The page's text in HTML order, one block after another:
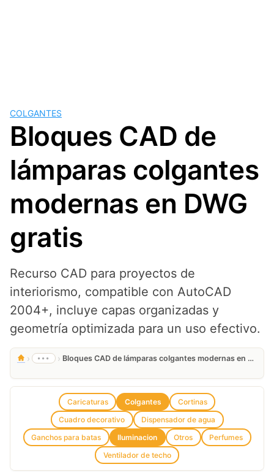
COLGANTES
Bloques CAD de
lámparas colgantes
modernas en DWG
gratis
Recurso CAD para proyectos de
interiorismo, compatible con AutoCAD
2004+, incluye capas organizadas y
geometría optimizada para un uso efectivo.
› ••• › Bloques CAD de lámparas colgantes modernas en DWG gratis
Caricaturas Colgantes
Cortinas
Cuadro decorativo
Dispensador de agua
Ganchos para batas
Iluminacion Otros
Perfumes
Ventilador de techo